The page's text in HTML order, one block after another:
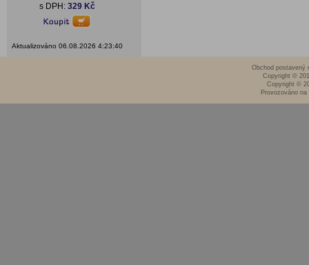
s DPH: 329 Kč
Aktualizováno 06.08.2026 4:23:40
Obchod postavený
Copyright ©
Copyright ©
Provozováno